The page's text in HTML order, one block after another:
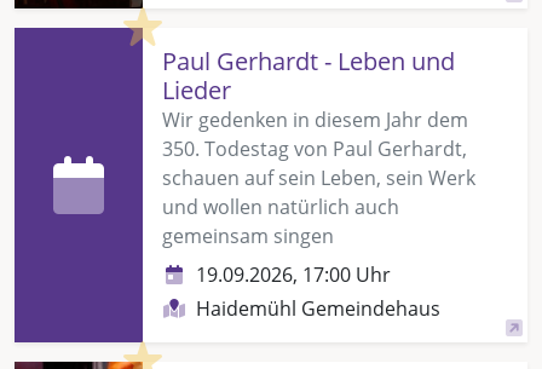
Highlight
Paul Gerhardt - Leben und
Lieder
Wir gedenken in diesem Jahr dem
350. Todestag von Paul Gerhardt,
schauen auf sein Leben, sein Werk
und wollen natürlich auch
gemeinsam singen
19.09.2026, 17:00 Uhr
Haidemühl Gemeindehaus
Highlight